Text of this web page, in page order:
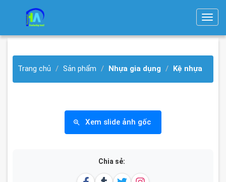
T
g
e
Trang chủ Sản phẩm Nhựa gia dụng Kệ nhựa
Xem slide ảnh gốc
Chia sẻ: